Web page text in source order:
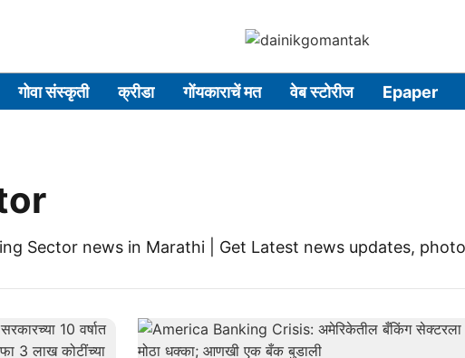
गोवा संस्कृती क्रीडा गोंयकाराचें मत वेब स्टोरीज Epaper
Sector news in Marathi | Get Latest news updates,